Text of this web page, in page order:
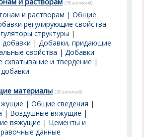
(35 записей)
и растворам | Общие
регулирующие свойства
структуры |
|Добавки, придающие
свойства |Добавки
схватывание и твердение |
материалы (26 записей)
| Общие сведения |
| Воздушные вяжущие |
вяжущие | Цементы и
данные